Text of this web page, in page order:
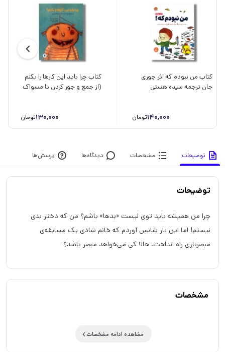
کتاب من نبودم که اثر جوری
جان ترجمه سیده هستی
140,000تومان
کتاب چرا باید این کارها را بکنم
(از جمع و جور کردن تا مسواک
130,000تومان
توضیحات مشخصات دیدگاه‌ها پرسش‌ها
توضیحات
چرا من همیشه باید توی لیست «بدها» باشم؟ من که دختر بدی
نیستم! اما این بار شانس آوردم که خانم شادی یک مسابقه‌ی
مبصربازی راه انداخت. حالا کی می‌خواهد مبصر باشد؟
مشخصات
مشاهده ادامه مشخصات